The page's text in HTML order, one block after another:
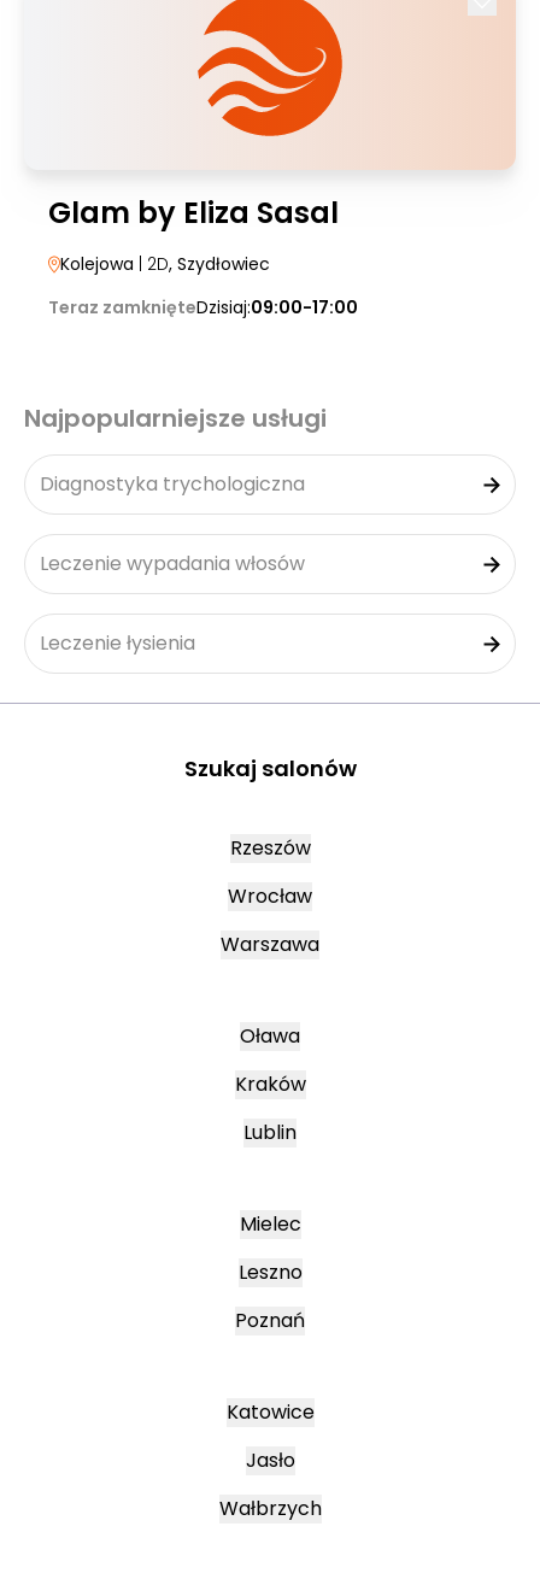
Glam by Eliza Sasal
Kolejowa | 2D, Szydłowiec
Teraz zamknięteDzisiaj:09:00-17:00
Najpopularniejsze usługi
Diagnostyka trychologiczna
Leczenie wypadania włosów
Leczenie łysienia
Szukaj salonów
Rzeszów
Wrocław
Warszawa
Oława
Kraków
Lublin
Mielec
Leszno
Poznań
Katowice
Jasło
Wałbrzych